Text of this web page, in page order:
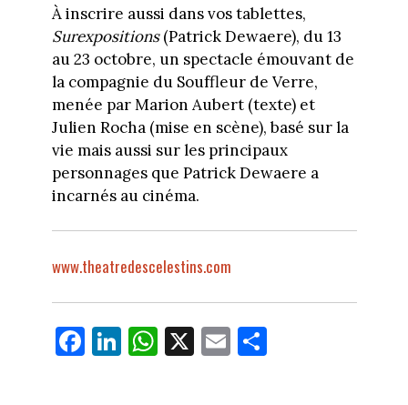
À inscrire aussi dans vos tablettes,
Surexpositions(Patrick Dewaere), du 13
au 23 octobre, un spectacle émouvant de
la compagnie du Souffleur de Verre,
menée par Marion Aubert (texte) et
Julien Rocha (mise en scène), basé sur la
vie mais aussi sur les principaux
personnages que Patrick Dewaere a
incarnés au cinéma.
www.theatredescelestins.com
Fa
ce
Li
nk
W
ha
X E
m
Pa